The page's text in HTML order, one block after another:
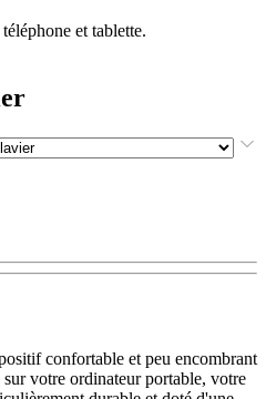
et tablette.
confortable et peu encombrant
votre ordinateur portable, votre